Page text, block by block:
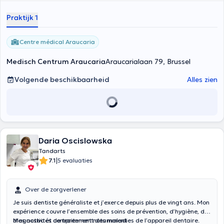
soorten zorg aankan, van preventie tot tandheelkundige
noodgevallen. Tijdens zijn professionele loopbaan heeft hij de
tandheelkunde uitgeoefend in verschillende structuren in Brussel.
Praktijk 1
Centre médical Araucaria
Medisch Centrum AraucariaAraucarialaan 79, Brussel
Volgende beschikbaarheid
Alles zien
Daria Oscislowska
Tandarts
7.1|5 evaluaties
Over de zorgverlener
Je suis dentiste généraliste et j’exerce depuis plus de vingt ans. Mon
expérience couvre l’ensemble des soins de prévention, d’hygiène, de
diagnostic et de traitement des maladies de l’appareil dentaire.
Mes activités comprennent notamment :